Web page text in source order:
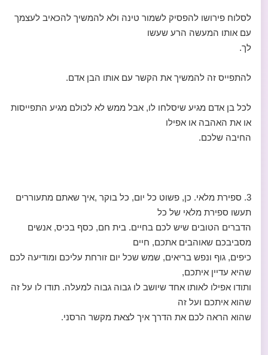
לסלוח פירושו להפסיק לשמור טינה ולא להמשיך להכאיב לעצמך
עם אותו המעשה הרע שעשו
לך.
להתפייס זה להמשיך את הקשר עם אותו הבן אדם.
לכל בן אדם מגיע שיסלחו לו, אבל ממש לא לכולם מגיע התפייסות
או את האהבה או אפילו
החיבה שלכם.
3. ספירת מלאי. כן, פשוט כל יום, כל בוקר ,איך שאתם מתעוררים
תעשו ספירת מלאי של כל
הדברים הטובים שיש לכם בחיים. בית חם, כסף בכיס, אנשים
מסביבכם שאוהבים אתכם, חיים
כיפים, גוף ונפש בריאים, שמש שכל יום זורחת עליכם ומודיעה לכם
שהיא עדיין איתכם,
ותודו אפילו לאותו אחד שיושב לו גבוה גבוה למעלה. תודו לו על זה
שהוא איתכם ועל זה
שהוא הראה לכם את הדרך איך לצאת מקשר הרסני.